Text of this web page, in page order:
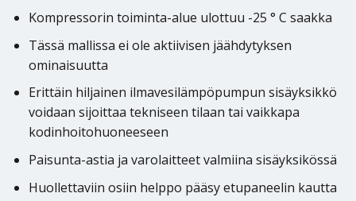
Kompressorin toiminta-alue ulottuu -25 ° C saakka
Tässä mallissa ei ole aktiivisen jäähdytyksen
ominaisuutta
Erittäin hiljainen ilmavesilämpöpumpun sisäyksikkö
voidaan sijoittaa tekniseen tilaan tai vaikkapa
kodinhoitohuoneeseen
Paisunta-astia ja varolaitteet valmiina sisäyksikössä
Huollettaviin osiin helppo pääsy etupaneelin kautta